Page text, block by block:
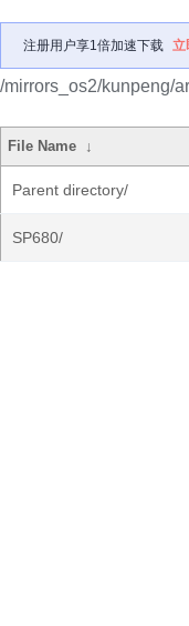
注册用户享1倍加速下载 立
/mirrors_os2/kunpeng/
File Name ↓
Parent directory/
SP680/